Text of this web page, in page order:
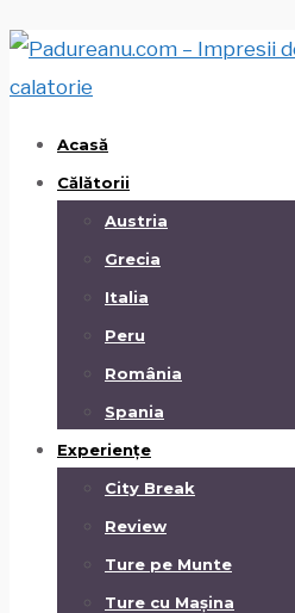
Acasă
Călătorii
Austria
Grecia
Italia
Peru
România
Spania
Experiențe
City Break
Review
Ture pe Munte
Ture cu Mașina